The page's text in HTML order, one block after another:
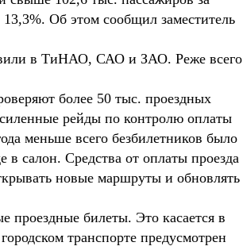
Об этом сообщил заместитель
в ТиНАО, САО и ЗАО. Реже всего
более 50 тыс. проездных
рейды по контролю оплаты
меньше всего безбилетников было
в салон. Средства от оплаты проезда
новые маршруты и обновлять
проездные билеты. Это касается в
транспорте предусмотрен